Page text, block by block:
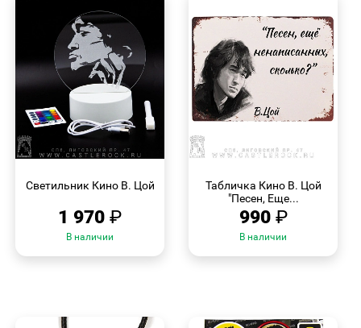
Светильник Кино В. Цой
1 970 ₽
В наличии
Табличка Кино В. Цой
"Песен, Еще...
990 ₽
В наличии